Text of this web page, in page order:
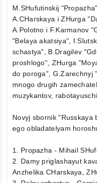
M.SHufutinskij
A.CHarskaya i ZHurga
A.Polotno i F.Karmanov
"Belaya akatsiya",
schastya", B.Dragilev
proshlogo", ZHurga
do poroga", G.Zarechnyj
mnogo drugih
muzykantov,
Novyj sbornik "Russkaya
ego obladatelyam
1. Propazha - Mihail
2. Damy priglashayut
Anzhelika CHarskaya,